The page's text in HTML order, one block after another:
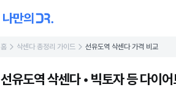
홈 삭센다 총정리 가이드 선유도역 삭센다 가격 비교
선유도역 삭센다 • 빅토자 등 다이